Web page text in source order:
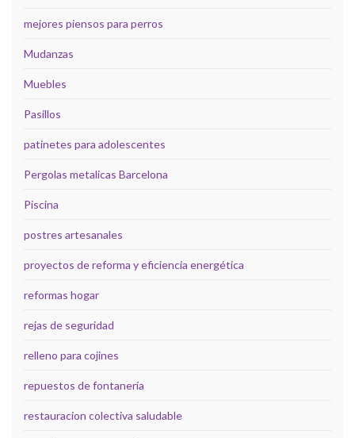
mejores piensos para perros
Mudanzas
Muebles
Pasillos
patinetes para adolescentes
Pergolas metalicas Barcelona
Piscina
postres artesanales
proyectos de reforma y eficiencia energética
reformas hogar
rejas de seguridad
relleno para cojines
repuestos de fontanería
restauracion colectiva saludable